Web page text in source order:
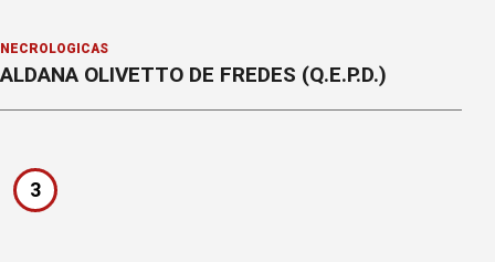
NECROLÓGICAS
ALDANA OLIVETTO DE FREDES (Q.E.P.D.)
3